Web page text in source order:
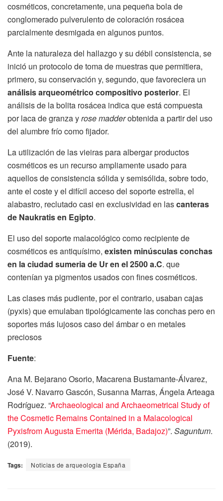
cosméticos, concretamente, una pequeña bola de
conglomerado pulverulento de coloración rosácea
parcialmente desmigada en algunos puntos.
Ante la naturaleza del hallazgo y su débil consistencia, se
inició un protocolo de toma de muestras que permitiera,
primero, su conservación y, segundo, que favoreciera un
análisis arqueométrico compositivo posterior. El
análisis de la bolita rosácea indica que está compuesta
por laca de granza yrose madderobtenida a partir del uso
del alumbre frío como fijador.
La utilización de las vieiras para albergar productos
cosméticos es un recurso ampliamente usado para
aquellos de consistencia sólida y semisólida, sobre todo,
ante el coste y el difícil acceso del soporte estrella, el
alabastro, reclutado casi en exclusividad en lascanteras
de Naukratis en Egipto.
El uso del soporte malacológico como recipiente de
cosméticos es antiquísimo, existen minúsculas conchas
en la ciudad sumeria de Ur en el 2500 a.C. que
contenían ya pigmentos usados con fines cosméticos.
Las clases más pudiente, por el contrario, usaban cajas
(pyxis) que emulaban tipológicamente las conchas pero en
soportes más lujosos caso del ámbar o en metales
preciosos
Fuente:
Ana M. Bejarano Osorio, Macarena Bustamante-Álvarez,
José V. Navarro Gascón, Susanna Marras, Ángela Arteaga
Rodríguez. “Archaeological and Archaeometrical Study of
the Cosmetic Remains Contained in a Malacological
Pyxisfrom Augusta Emerita (Mérida, Badajoz)”. Saguntum.
(2019).
Tags: Noticias de arqueologia España